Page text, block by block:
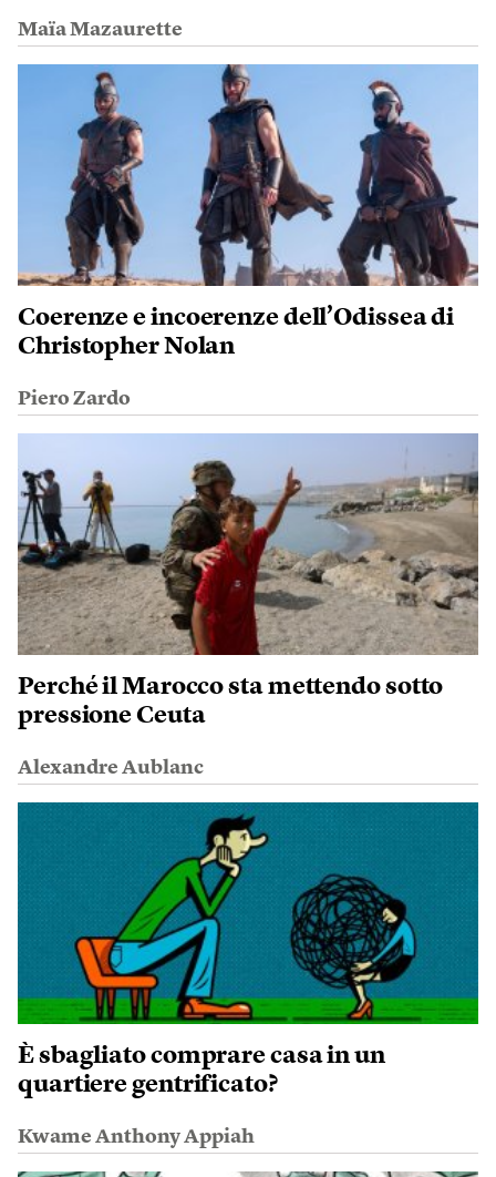
Maïa Mazaurette
Coerenze e incoerenze dell’Odissea di
Christopher Nolan
Piero Zardo
Perché il Marocco sta mettendo sotto
pressione Ceuta
Alexandre Aublanc
È sbagliato comprare casa in un
quartiere gentrificato?
Kwame Anthony Appiah